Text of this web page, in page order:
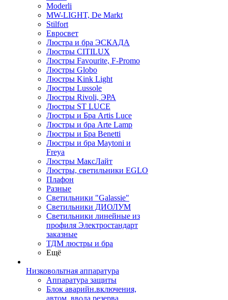
Moderli
MW-LIGHT, De Markt
Stilfort
Евросвет
Люстра и бра ЭСКАДА
Люстры CITILUX
Люстры Favourite, F-Promo
Люстры Globo
Люстры Kink Light
Люстры Lussole
Люстры Rivoli, ЭРА
Люстры ST LUCE
Люстры и Бра Artis Luce
Люстры и бра Arte Lamp
Люстры и Бра Benetti
Люстры и бра Maytoni и
Freya
Люстры МаксЛайт
Люстры, светильники EGLO
Плафон
Разные
Светильники "Galassie"
Светильники ДИОЛУМ
Светильники линейные из
профиля Электростандарт
заказные
ТДМ люстры и бра
Ещё
Низковольтная аппаратура
Аппаратура защиты
Блок аварийн.включения,